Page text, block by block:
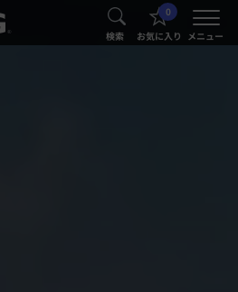
® 検索
0
お気に入り メニュー
®